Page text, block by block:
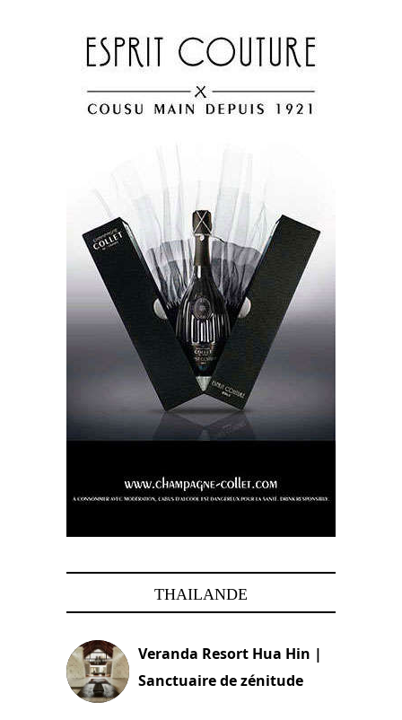
THAILANDE
Veranda Resort Hua Hin |
Sanctuaire de zénitude